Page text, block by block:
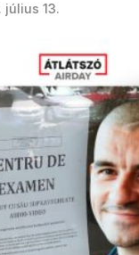
július 13.